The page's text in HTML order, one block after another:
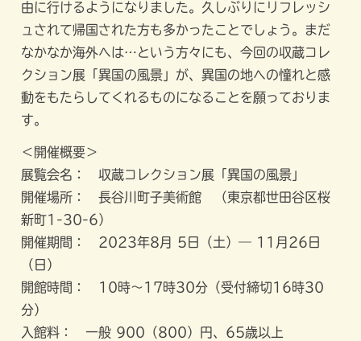
由に行けるようになりました。久しぶりにリフレッシ
ュされて帰国された方も多かったことでしょう。まだ
なかなか海外へは…という方々にも、今回の収蔵コレ
クション展「異国の風景」が、異国の地への憧れと感
動をもたらしてくれるものになることを願っておりま
す。
＜開催概要＞
展覧会名： 収蔵コレクション展「異国の風景」
開催場所： 長谷川町子美術館 （東京都世田谷区桜
新町1-30-6）
開催期間： 2023年8月 5日（土）― 11月26日
（日）
開館時間： 10時～17時30分（受付締切16時30
分）
入館料： 一般 900（800）円、65歳以上